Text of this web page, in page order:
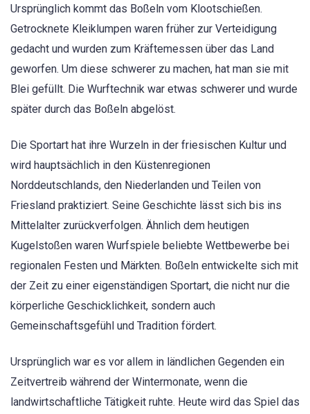
Ursprünglich kommt das Boßeln vom Klootschießen.
Getrocknete Kleiklumpen waren früher zur Verteidigung
gedacht und wurden zum Kräftemessen über das Land
geworfen. Um diese schwerer zu machen, hat man sie mit
Blei gefüllt. Die Wurftechnik war etwas schwerer und wurde
später durch das Boßeln abgelöst.
Die Sportart hat ihre Wurzeln in der friesischen Kultur und
wird hauptsächlich in den Küstenregionen
Norddeutschlands, den Niederlanden und Teilen von
Friesland praktiziert. Seine Geschichte lässt sich bis ins
Mittelalter zurückverfolgen. Ähnlich dem heutigen
Kugelstoßen waren Wurfspiele beliebte Wettbewerbe bei
regionalen Festen und Märkten. Boßeln entwickelte sich mit
der Zeit zu einer eigenständigen Sportart, die nicht nur die
körperliche Geschicklichkeit, sondern auch
Gemeinschaftsgefühl und Tradition fördert.
Ursprünglich war es vor allem in ländlichen Gegenden ein
Zeitvertreib während der Wintermonate, wenn die
landwirtschaftliche Tätigkeit ruhte. Heute wird das Spiel das